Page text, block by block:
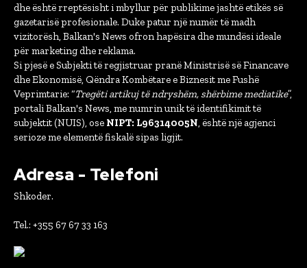
dhe është rreptësisht i mbyllur për publikime jashtë etikës së
gazetarisë profesionale. Duke patur një numër të madh
vizitorësh, Balkan's News ofron hapësira dhe mundësi ideale
për marketing dhe reklama.
Si pjesë e Subjekti të regjistruar pranë Ministrisë së Financave
dhe Ekonomisë, Qëndra Kombëtare e Biznesit me Fushë
Veprimtarie: “Tregëti artikuj të ndryshëm, shërbime mediatike”,
portali Balkan's News, me numrin unik të identifikimit të
subjektit (NUIS), ose NIPT: L96314005N, është një agjenci
serioze me elementë fiskalë sipas ligjit.
Adresa - Telefoni
Shkoder.
Tel.: +355 67 67 33 163